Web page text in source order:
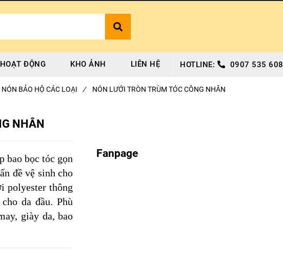
HOẠT ĐỘNG KHO ẢNH LIÊN HỆ HOTLINE: 0907 535
NÓN BẢO HỘ CÁC LOẠI / NÓN LƯỚI TRÒN TRÙM TÓC CÔNG NHÂN
NHÂN
bao bọc tóc gọn
đề vệ sinh cho
polyester thông
da đầu. Phù
giày da, bao
Fanpage